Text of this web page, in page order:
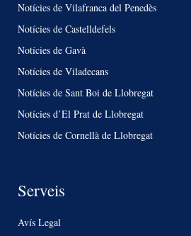
Notícies de Vilafranca del Penedès
Notícies de Castelldefels
Notícies de Gavà
Notícies de Viladecans
Notícies de Sant Boi de Llobregat
Notícies d’El Prat de Llobregat
Notícies de Cornellà de Llobregat
Serveis
Avís Legal